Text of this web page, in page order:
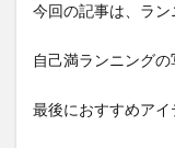
今回の記事は、ラン
自己満ランニングの
最後におすすめアイ